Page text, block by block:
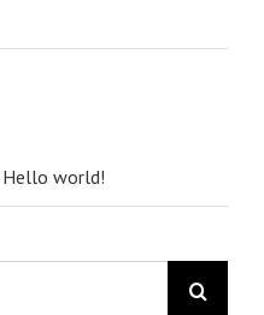
Hello world!